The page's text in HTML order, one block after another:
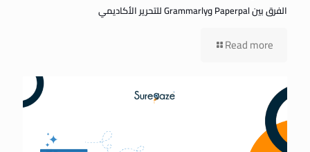
الفرق بين Paperpal وGrammarly للتحرير الأكاديمي
Read more